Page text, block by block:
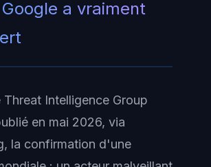
a vraiment
Threat Intelligence Group
en mai 2026, via
la confirmation d'une